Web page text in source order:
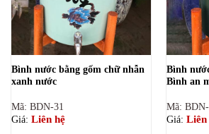
Bình nước bằng gốm chữ nhẫn
xanh nước
Mã: BDN-31
Giá: Liên hệ
Bình
Bình an
Mã:
Giá: Liên